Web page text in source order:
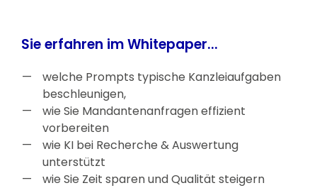
Sie erfahren im Whitepaper...
welche Prompts typische Kanzleiaufgaben
beschleunigen,
wie Sie Mandantenanfragen effizient
vorbereiten
wie KI bei Recherche & Auswertung
unterstützt
wie Sie Zeit sparen und Qualität steigern